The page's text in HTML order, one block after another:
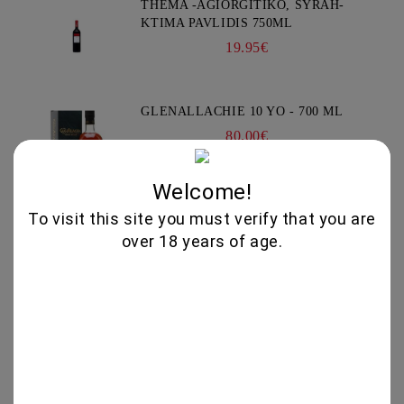
THEMA -AGIORGITIKO, SYRAH-
KTIMA PAVLIDIS 750ML
19.95€
GLENALLACHIE 10 YO - 700 ML
80.00€
GOAT CHEESE WITH TRUFFLE
19.56€
Welcome!
To visit this site you must verify that you are
over 18 years of age.